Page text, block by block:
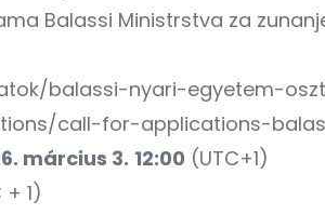
Balassi Ministrstva za
balassi-nyari-egyetem-
call-for-applications-
március 3. 12:00 (UTC+1)
1)